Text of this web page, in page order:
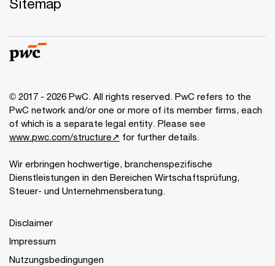
© 2017 - 2026 PwC. All rights reserved. PwC refers to the
PwC network and/or one or more of its member firms, each
of which is a separate legal entity. Please see
www.pwc.com/structure↗ for further details.
Wir erbringen hochwertige, branchenspezifische
Dienstleistungen in den Bereichen Wirtschaftsprüfung,
Steuer- und Unternehmensberatung.
Disclaimer
Impressum
Nutzungsbedingungen